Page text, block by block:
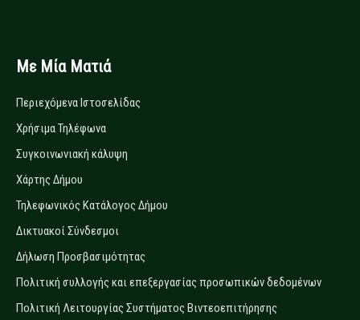
Με Μία Ματιά
Περιεχόμενα Ιστοσελίδας
Χρήσιμα Τηλέφωνα
Συγκοινωνιακή κάλυψη
Χάρτης Δήμου
Τηλεφωνικός Κατάλογος Δήμου
Δικτυακοί Σύνδεσμοι
Δήλωση Προσβασιμότητας
Πολιτική συλλογής και επεξεργασίας προσωπικών δεδομένων
Πολιτική Λειτουργίας Συστήματος Βιντεοεπιτήρησης